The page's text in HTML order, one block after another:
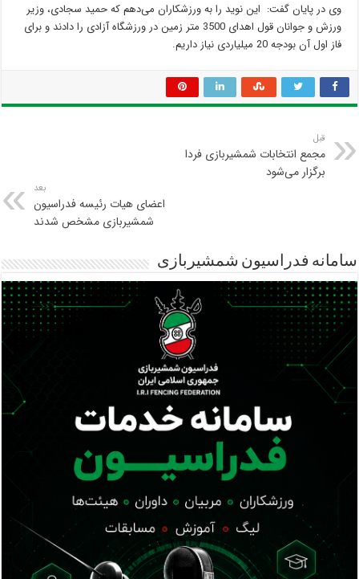
وی در پایان گفت: این نوید را به ورزشکاران می‌دهم که حمید سجادی، وزیر
ورزش و جوانان قول اهدای 3500 متر زمین در ورزشگاه آزادی را دادند و برای
فاز اول آن بودجه 20 میلیاردی نیاز داریم.
قبل
مجمع انتخابات شمشیربازی فردا
برگزار می‌شود
بعد
اعضای هیات رئیسه فدراسیون
شمشیربازی مشخص شدند
سامانه فدراسیون شمشیربازی